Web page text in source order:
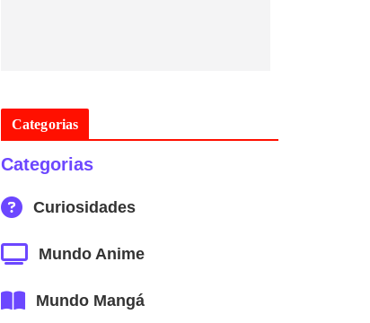
Categorias
Categorias
Curiosidades
Mundo Anime
Mundo Mangá